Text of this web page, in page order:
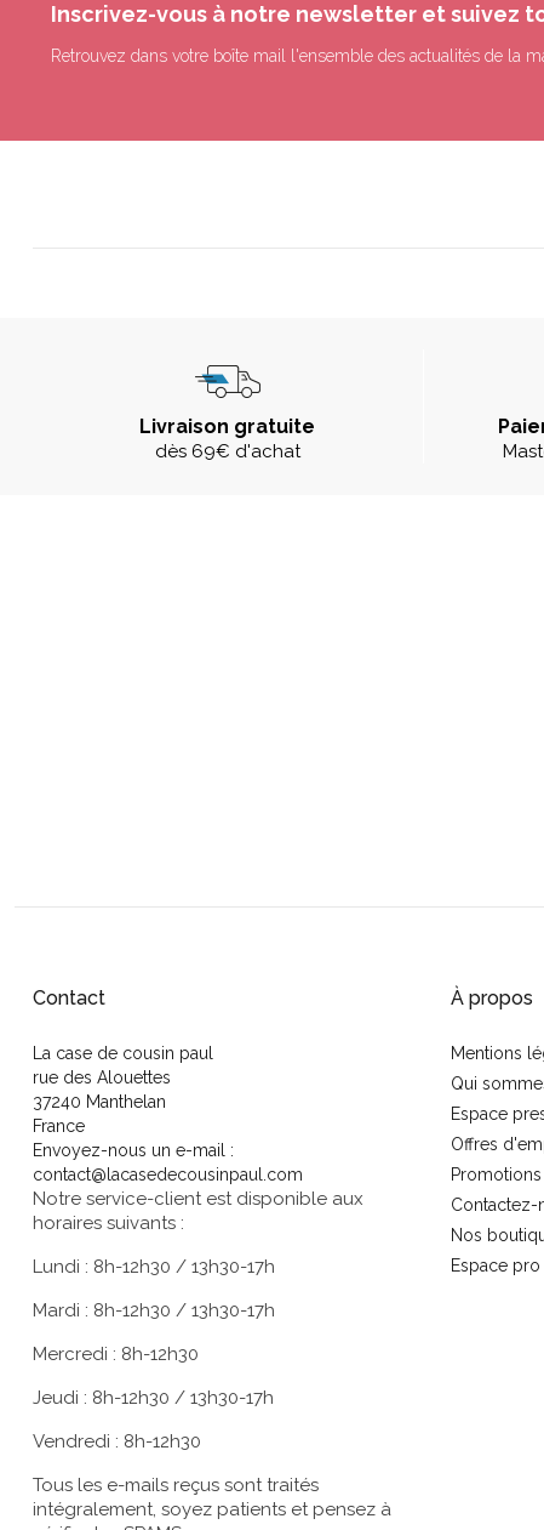
Inscrivez-vous à notre newsletter et suivez
Retrouvez dans votre boîte mail l'ensemble des actualités de la
Livraison gratuite
dès 69€ d'achat
Contact
La case de cousin paul
rue des Alouettes
37240 Manthelan
France
Envoyez-nous un e-mail :
contact@lacasedecousinpaul.com
Notre service-client est disponible aux
horaires suivants :
Lundi : 8h-12h30 / 13h30-17h
Mardi : 8h-12h30 / 13h30-17h
Mercredi : 8h-12h30
Jeudi : 8h-12h30 / 13h30-17h
Vendredi : 8h-12h30
Tous les e-mails reçus sont traités
intégralement, soyez patients et pensez à
À propos
Mentions
Qui
Espace
Offres
Promotions
Contactez-
Nos
Espace pro